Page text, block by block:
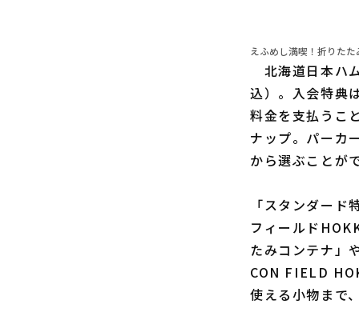
えふめし満喫！折りたた
北海道日本ハ
込）。入会特典
料金を支払うこ
ナップ。パーカ
から選ぶことが
「スタンダー
フィールド
たみコンテナ」
CON FIELD
使える小物まで